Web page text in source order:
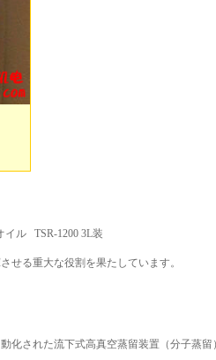
ル TSR-1200 3L装
せる重大な役割を果たしています。
化された流下式高真空蒸留装置（分子蒸